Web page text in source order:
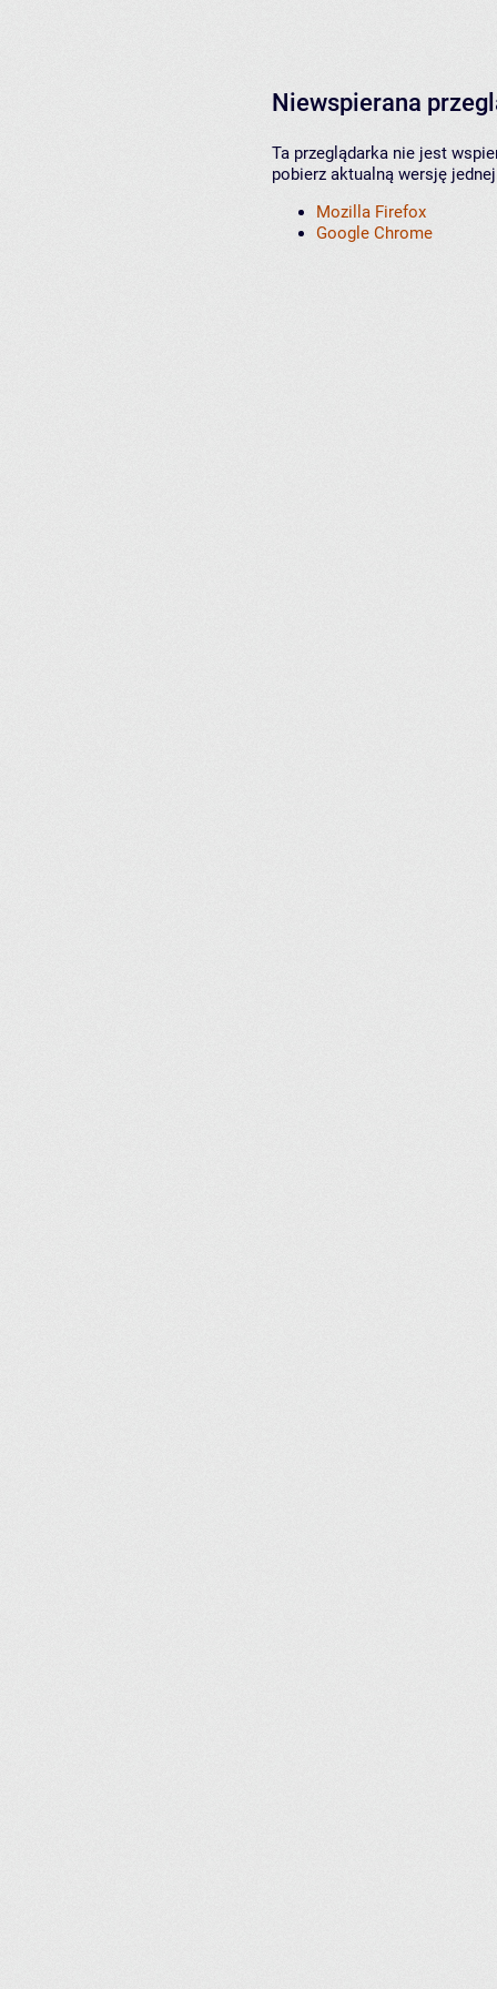
Niewspierana
Ta przeglądarka nie jest
pobierz aktualną wersję
Mozilla Firefox
Google Chrome